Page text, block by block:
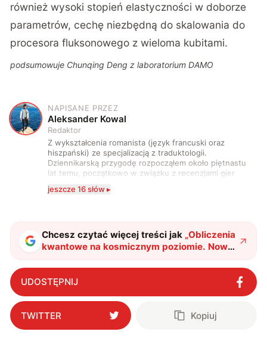
również wysoki stopień elastyczności w doborze
parametrów, cechę niezbędną do skalowania do
procesora fluksonowego z wieloma kubitami.
podsumowuje Chunqing Deng z laboratorium DAMO
A
NAPISANE PRZEZ
Aleksander Kowal
Redaktor
Z wykształcenia romanista (język francuski oraz
hiszpański) ze specjalizacją z traduktologii.
Dziennikarską przygodę rozpocząłem około piętnastu
lat temu, początkowo w związku z recenzjami gier
zdecydowanie częściej na tematy związane z nauką
także uprawiać oraz oglądać sport.
jeszcze 16 słów ▸
Chcesz czytać więcej treści jak „Obliczenia
kwantowe na kosmicznym poziomie. Nowy
sposób zapewnił prawie 100%
dokładności"?
UDOSTĘPNIJ
TWITTER Kopiuj